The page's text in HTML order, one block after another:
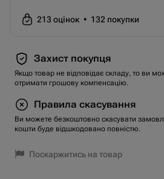
213 оцінок • 132 покупки
Захист покупця
Якщо товар не відповідає складу, то ви
отримати грошову компенсацію.
Правила скасування
Ви можете безкоштовно скасувати
кошти буде відшкодовано повністю.
Поскаржитись на товар